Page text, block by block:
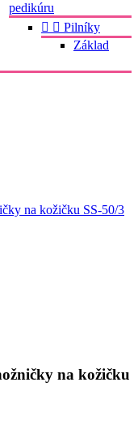
pedikúru
  Pilníky
Základ
na kožičku SS-50/3
na kožičku